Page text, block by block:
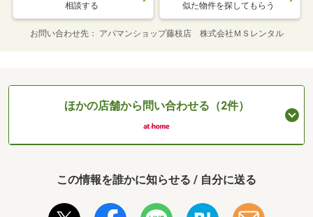
相談する 似た物件を探してもらう
お問い合わせ先 アパマンショップ藤枝店 株式会社ＭＳレンタル
ほかの店舗から問い合わせる（2件）
この情報を誰かに知らせる / 自分に送る